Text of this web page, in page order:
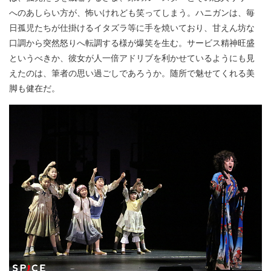
へのあしらい方が、怖いけれども笑ってしまう。ハニガンは、毎
日孤児たちが仕掛けるイタズラ等に手を焼いており、甘えん坊な
口調から突然怒りへ転調する様が爆笑を生む。サービス精神旺盛
というべきか、彼女が人一倍アドリブを利かせているようにも見
えたのは、筆者の思い過ごしであろうか。随所で魅せてくれる美
脚も健在だ。